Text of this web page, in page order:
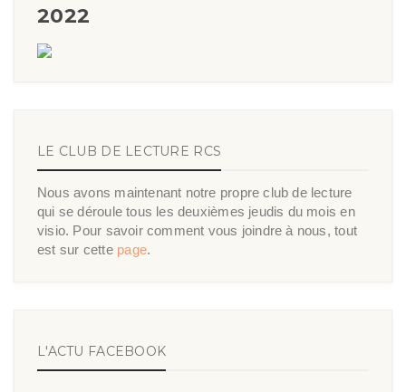
2022
LE CLUB DE LECTURE RCS
Nous avons maintenant notre propre club de lecture
qui se déroule tous les deuxièmes jeudis du mois en
visio. Pour savoir comment vous joindre à nous, tout
est sur cette page.
L'ACTU FACEBOOK